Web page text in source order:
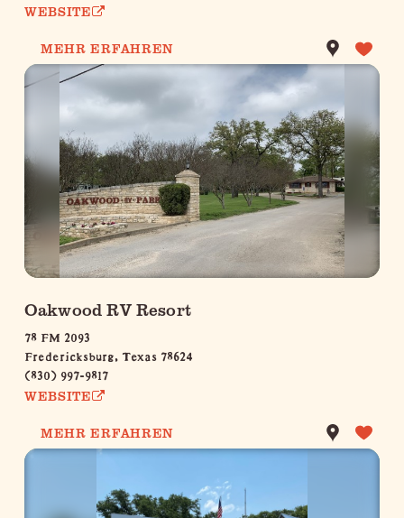
WEBSITE
MEHR ERFAHREN
Oakwood RV Resort
78 FM 2093
Fredericksburg, Texas 78624
(830) 997-9817
WEBSITE
MEHR ERFAHREN